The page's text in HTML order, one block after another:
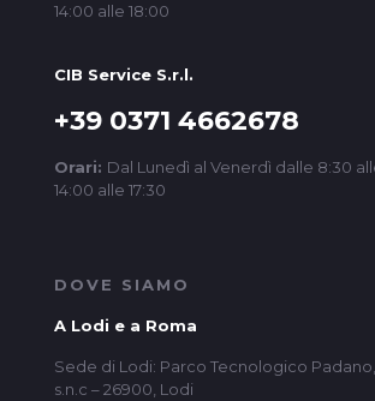
14:00 alle 18:00
CIB Service S.r.l.
+39 0371 4662678
Orari: Dal Lunedì al Venerdì dalle 8:30
14:00 alle 17:30
DOVE SIAMO
A Lodi e a Roma
Sede di Lodi: Parco Tecnologico
s.n.c – 26900, Lodi